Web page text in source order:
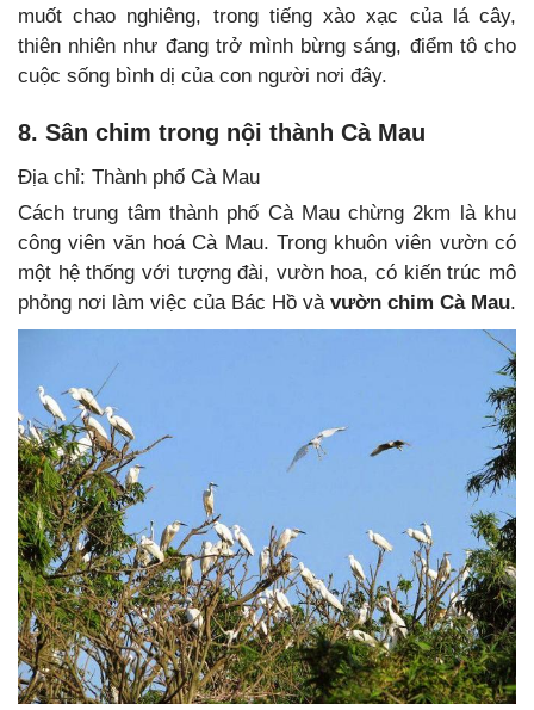
muốt chao nghiêng, trong tiếng xào xạc của lá cây,
thiên nhiên như đang trở mình bừng sáng, điểm tô cho
cuộc sống bình dị của con người nơi đây.
8. Sân chim trong nội thành Cà Mau
Địa chỉ: Thành phố Cà Mau
Cách trung tâm thành phố Cà Mau chừng 2km là khu
công viên văn hoá Cà Mau. Trong khuôn viên vườn có
một hệ thống với tượng đài, vườn hoa, có kiến trúc mô
phỏng nơi làm việc của Bác Hồ và vườn chim Cà Mau.